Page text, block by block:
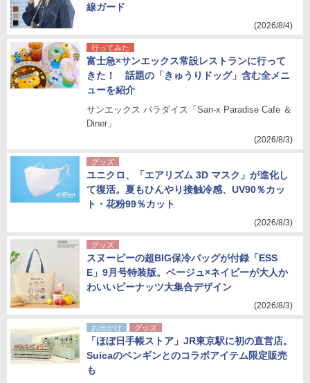
線ガード
(2026/8/4)
行ってみた
富士急×サンエックス常設レストランに行って
きた！ 話題の「きゅうりドッグ」含む全メニ
ューを紹介
サンエックス パラダイス「San-x Paradise Cafe ＆
Diner」
(2026/8/3)
グッズ
ユニクロ、「エアリズム 3D マスク」が進化し
て復活。夏もひんやり接触冷感、UV90％カッ
ト・花粉99％カット
(2026/8/3)
グッズ
スヌーピーの超BIG保冷バッグが付録「ESS
E」9月号特装版。ベージュ×ネイビーが大人か
わいいピーナッツ大集合デザイン
(2026/8/3)
お出かけ グッズ
「ほぼ日手帳ストア」JR東京駅に初の直営店。
Suicaのペンギンとのコラボアイテム限定販売
も